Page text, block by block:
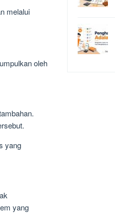
melalui
oleh
yang
yang